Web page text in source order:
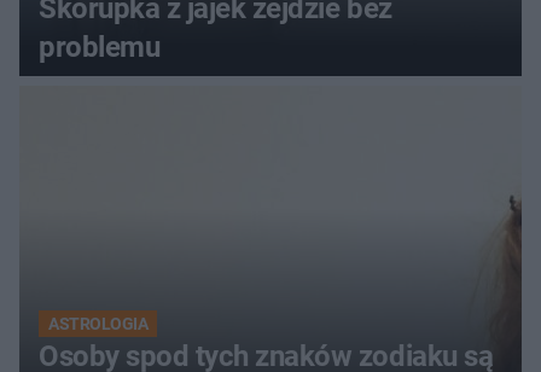
Skorupka z jajek zejdzie bez
problemu
ASTROLOGIA
Osoby spod tych znaków zodiaku są